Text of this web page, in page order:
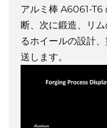
アルミ棒 A6061-T6
断、次に鍛造、リ
るホイールの設計
送します。